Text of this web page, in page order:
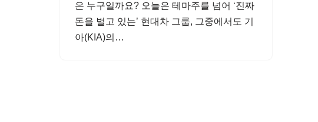
은 누구일까요? 오늘은 테마주를 넘어 ‘진짜
돈을 벌고 있는’ 현대차 그룹, 그중에서도 기
아(KIA)의…